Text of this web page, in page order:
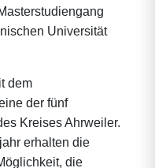
Universität
dem
der fünf
Kreises Ahrweiler.
erhalten die
die